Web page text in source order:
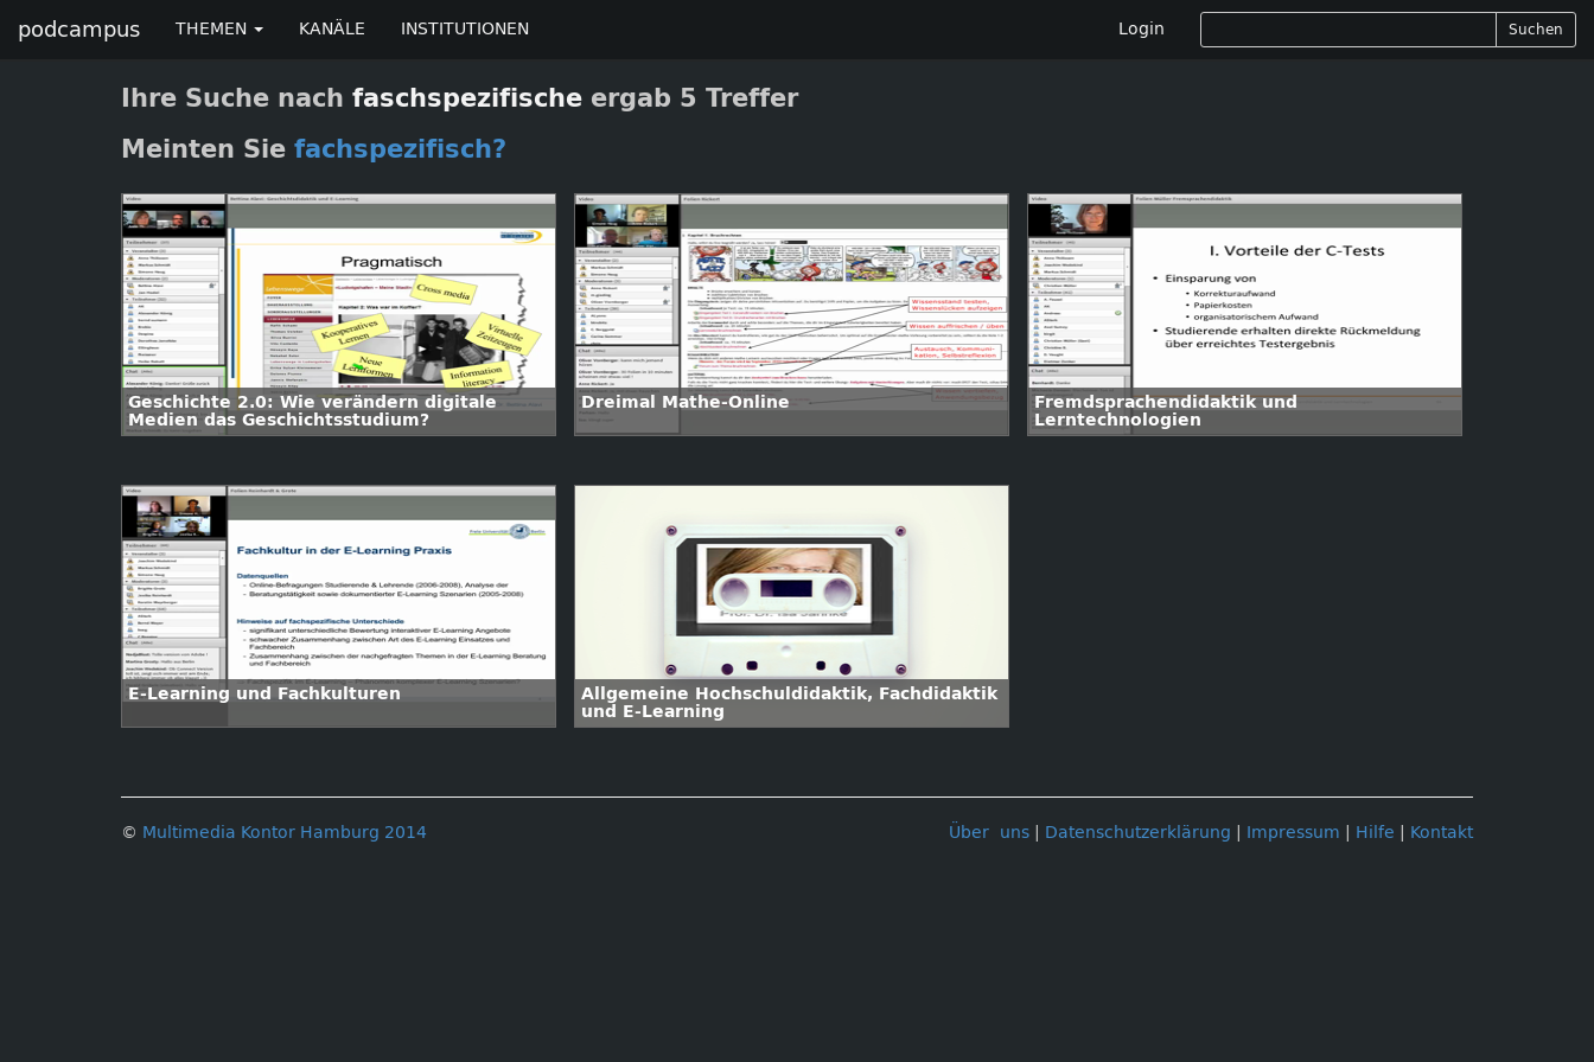
podcampus THEMEN KANÄLE INSTITUTIONEN Login Suchen
Ihre Suche nach faschspezifische ergab 5 Treffer
Meinten Sie fachspezifisch?
Geschichte 2.0: Wie verändern digitale
Medien das Geschichtsstudium?
Dreimal Mathe-Online
Fremdsprachendidaktik und
Lerntechnologien
E-Learning und Fachkulturen
Allgemeine Hochschuldidaktik, Fachdidaktik
und E-Learning
Über uns Datenschutzerklärung Impressum Hilfe Kontakt
© Multimedia Kontor Hamburg 2014